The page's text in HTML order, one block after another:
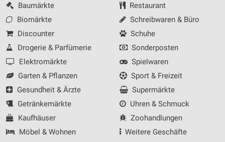
Baumärkte
Biomärkte
Discounter
Drogerie & Parfümerie
Elektromärkte
Garten & Pflanzen
Gesundheit & Ärzte
Getränkemärkte
Kaufhäuser
Möbel & Wohnen
Restaurant
Schreibwaren & Büro
Schuhe
Sonderposten
Spielwaren
Sport & Freizeit
Supermärkte
Uhren & Schmuck
Zoohandlungen
Weitere Geschäfte